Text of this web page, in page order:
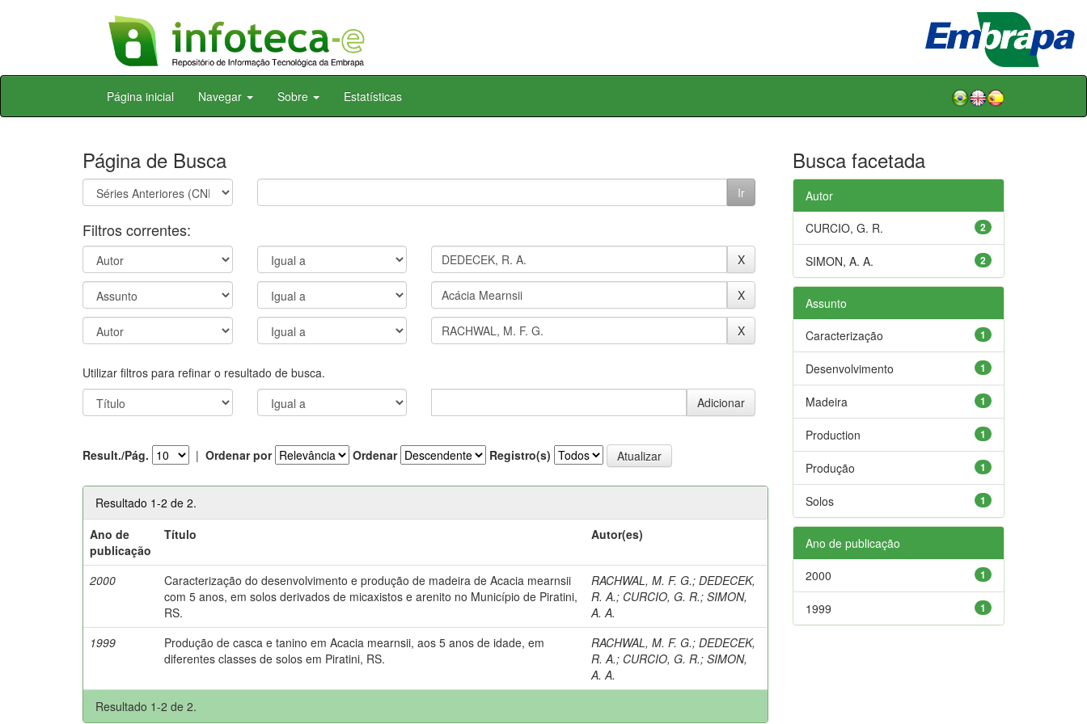
Skip
Página inicial Navegar Sobre Estatísticas
Página de Busca
Filtros correntes:
Utilizar filtros para refinar o resultado de busca.
Result./Pág. | Ordenar por Ordenar Registro(s)
Resultado 1-2 de 2.
Ano de
publicação
Título Autor(es)
2000
Caracterização do desenvolvimento e produção de madeira de Acacia mearnsii
com 5 anos, em solos derivados de micaxistos e arenito no Município de Piratini,
RS.
RACHWAL, M. F. G.;DEDECEK,
R. A.; CURCIO, G. R.;SIMON,
A. A.
1999
Produção de casca e tanino em Acacia mearnsii, aos 5 anos de idade, em
diferentes classes de solos em Piratini, RS.
RACHWAL, M. F. G.;DEDECEK,
R. A.; CURCIO, G. R.;SIMON,
A. A.
Resultado 1-2 de 2.
Busca facetada
Autor
2
CURCIO, G. R.
2
SIMON, A. A.
Assunto
1
Caracterização
1
Desenvolvimento
1
Madeira
1
Production
1
Produção
1
Solos
Ano de publicação
1
2000
1
1999